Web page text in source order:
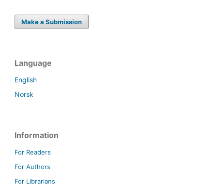
Make a Submission
Language
English
Norsk
Information
For Readers
For Authors
For Librarians